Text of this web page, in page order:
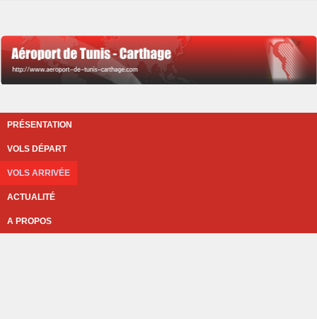
PRÉSENTATION
VOLS DÉPART
VOLS ARRIVÉE
ACTUALITÉ
A PROPOS